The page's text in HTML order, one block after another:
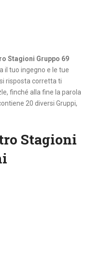
Stagioni Gruppo 69
il tuo ingegno e le tue
risposta corretta ti
finché alla fine la parola
20 diversi Gruppi,
Stagioni